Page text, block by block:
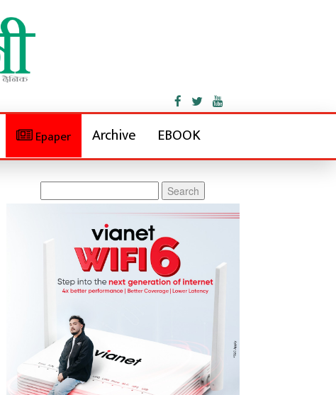
Epaper Archive EBOOK
for: